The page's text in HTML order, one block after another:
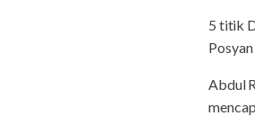
5 titik
Abdul